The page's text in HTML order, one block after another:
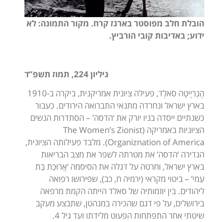
הובלת חלב מפוסטר בארגז קרח. מקור התמונה: לא
ידוע; באדיבות קובי הורביץ.
גיליון 224, תמוז תשפ”ד
הֶנְרִיֶיטָה סֹאלְד, פעילה ציונית אמריקנית, ביקרה ב-1910
בארץ ישראל ונחרדה מתנאי התברואה הירודים. כעבור
כשנתיים ייסדה בניו יורק את ‘הדסה’ – הסתדרות הנשים
הציוניות באמריקה (The Women’s Zionist
Organiznation of America). מלבד פעילותה הציונית,
הגדירה ‘הדסה’ את מטרתה לשפר את מצב הבריאות
בארץ ישראל, וחרטה על דגלה את הסיסמה ‘אֲרוּכַת בַּת
עַמי’ – ביטוי מקראי (ירמיה ח, כב), שפירושו רפואה
ליהודים. בין יוזמותיה של סאלד הייתה הקמת מרפאה
בירושלים, על פי דגם שהכירה במנהטן, שתבצע מעקב
שיטתי אחר התפתחות הפעוט מלידתו ועד גיל 4.